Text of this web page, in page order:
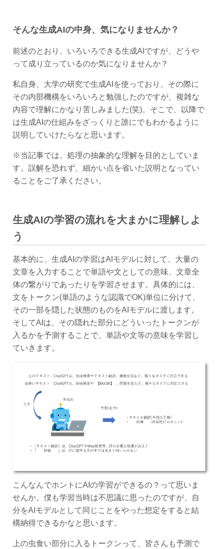
そんな生成AIの中身、気になりませんか？
前述のとおり、いろいろできる生成AIですが、どうや
って成り立っているのか気になりませんか？
私自身、大学の研究で生成AIを使っており、その際に
その内部機構をいろいろと勉強したのですが、複雑な
内容で理解にかなり苦しみました(笑)。そこで、以降で
は生成AIの仕組みをざっくりと誰にでもわかるように
説明していけたらなと思います。
※当記事では、処理の抽象的な理解を目的としていま
す。誤解を恐れず、細かい点を省いた説明となってい
ることをご了承ください。
生成AIの学習の流れを大まかに理解しよ
う
基本的に、生成AIの学習はAIモデルに対して、大量の
文章を入力することで単語や文としての意味、文章全
体の繋がりであったりを学習させます。具体的には、
文をトークン(単語のような認識でOK)単位に分けて、
その一部を隠した状態のものをAIモデルに渡します。
そしてAIは、その隠れた部分にどういったトークンが
入るかを予測することで、単語や文等の意味を学習し
ていきます。
こんなんでホントにAIの学習ができるの？って思いま
せんか。僕も学習当時は不思議に思ったのですが、自
分をAIモデルとして同じことをやった想定をすると結
構納得できるかなと思います。
上の虫食い部分に入るトークンって、皆さんも予測で